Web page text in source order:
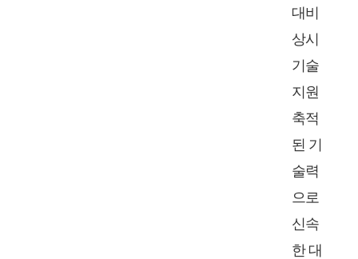
대비
상시
기술
지원
축적
된 기
술력
으로
신속
한 대